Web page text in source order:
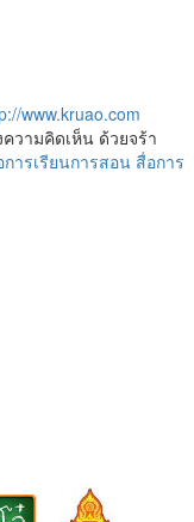
www.kruao.com
วามคิดเห็น ด้วยจร้า
การเรียนการสอน สื่อการ